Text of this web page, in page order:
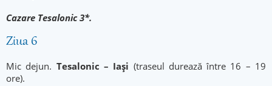
Cazare Tesalonic 3*.
Ziua 6
Mic dejun. Tesalonic – Iași (traseul durează între 16 – 19
ore).